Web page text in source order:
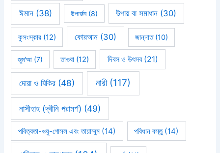
ঈমান(38) উপার্জন(8) উপায় বা সমাধান (30)
কুসংস্কার(12) কোরআন (30) জান্নাত(10)
জুম'আ (7) তাওবা (12) দিবস ও উৎসব(21)
দোয়া ও যিকির (48) নারী(117)
নাসীহাহ (দ্বীনি পরামর্শ) (49)
পবিত্রতা-ওযু-গোসল এবং তায়াম্মুম (14) পরিধান বস্তু(14)